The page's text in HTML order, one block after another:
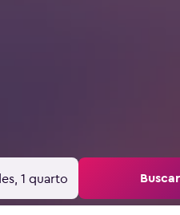
1 quarto Buscar